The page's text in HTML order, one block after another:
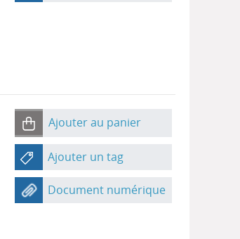
Ajouter au panier
Ajouter un tag
Document numérique